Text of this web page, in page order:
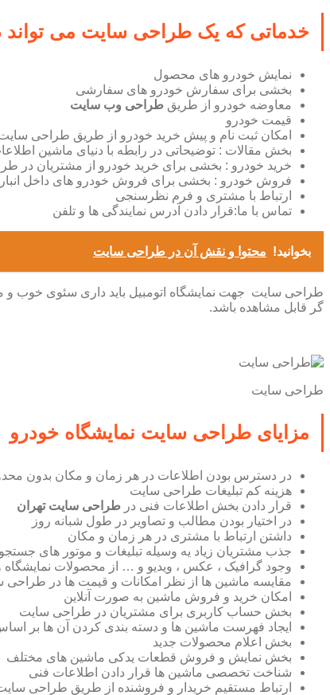
خدماتی که یک طراحی سایت می تواند
نمایش خودرو های محصول
بخشی برای سفارش خودرو های سفارشی
معاوضه خودرو از طریق طراحی وب سایت
قیمت خودرو
امکان ثبت نام و پیش خرید خودرو از طریق طراحی
بخش مقالات : توضیحاتی در رابطه با دنیای ماشین
خرید خودرو : بخشی برای خرید خودرو از مشتریان در
فروش خودرو : بخشی برای فروش خودرو های داخل
ارتباط با مشتری و فرم نظرسنجی
تماس با ما:قرار دادن آدرس نمایندگی ها و تلفن
بخوانید! محتوا و نقش آن در طراحی سایت
طراحی سایت جهت نمایشگاه اتومبیل باید داری سئوی خوب و
گر قابل مشاهده باشد.
طراحی سایت
مزایای طراحی سایت نمایشگاه خودرو
در دسترس بودن اطلاعات در هر زمان و مکان بدون
هزینه کم تبلیغات طراحی سایت
قرار دادن بخش اطلاعات فنی در طراحی سایت تهران
در اختیار بودن مطالب و تصاویر در طول شبانه روز
داشتن ارتباط با مشتری در هر زمان و مکان
جذب مشتریان زیاد یه وسیله تبلیغات و موتور های
وجود گرافیک ، عکس ، ویدیو و … از محصولات نمایشگاه
مقایسه ماشین ها از نظر امکانات و قیمت ها در طراحی
امکان خرید و فروش ماشین به صورت آنلاین
بخش حساب کاربری برای مشتریان در طراحی سایت
ایجاد فهرست ماشین ها و دسته بندی کردن آن ها بر
بخش اعلام محصولات جدید
بخش نمایش و فروش قطعات یدکی ماشین های مختلف
شناخت تخصصی ماشین ها قرار دادن اطلاعات فنی
ارتباط مستقیم خریدار و فروشنده از طریق طراحی